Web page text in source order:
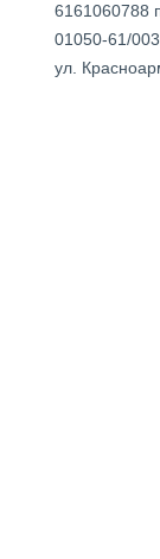
6161060788
01050-61/
ул.